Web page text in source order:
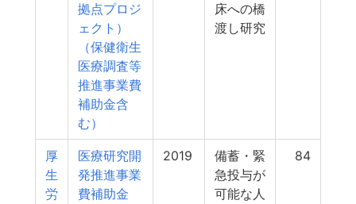
拠点プロジ
ェクト）
（保健衛生
医療調査等
推進事業費
補助金含
む）
床への橋
渡し研究
厚
生
労
医療研究開
発推進事業
費補助金
2019
備蓄・緊
急投与が
可能な人
84